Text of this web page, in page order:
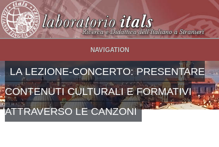
Salta al contenuto principale
NAVIGATION
LA LEZIONE-CONCERTO: PRESENTARE
CONTENUTI CULTURALI E FORMATIVI
ATTRAVERSO LE CANZONI